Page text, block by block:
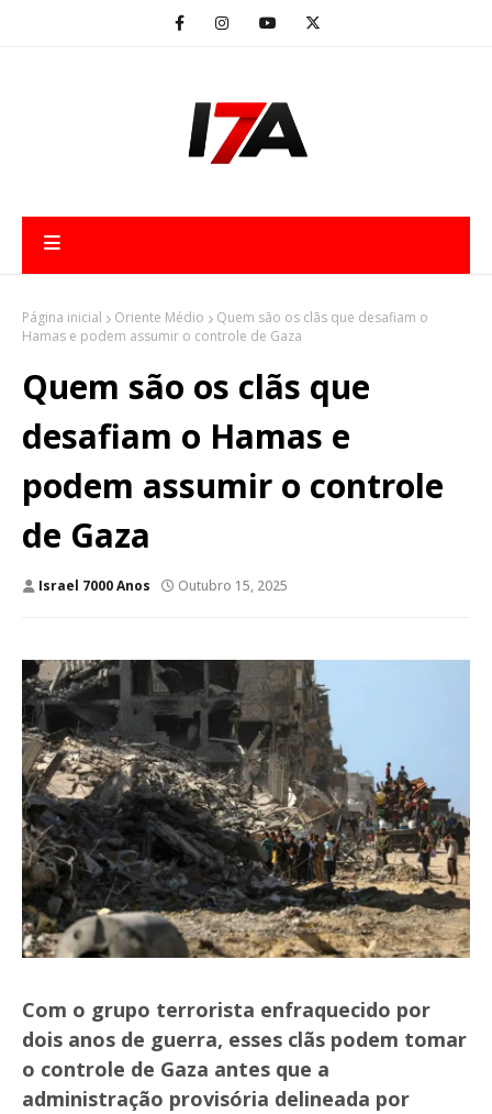
Página inicial Oriente Médio
Quem são os clãs que desafiam o
Hamas e podem assumir o controle de Gaza
Quem são os clãs que
desafiam o Hamas e
podem assumir o controle
de Gaza
Israel 7000 Anos Outubro 15, 2025
Com o grupo terrorista enfraquecido por
dois anos de guerra, esses clãs podem tomar
o controle de Gaza antes que a
administração provisória delineada por